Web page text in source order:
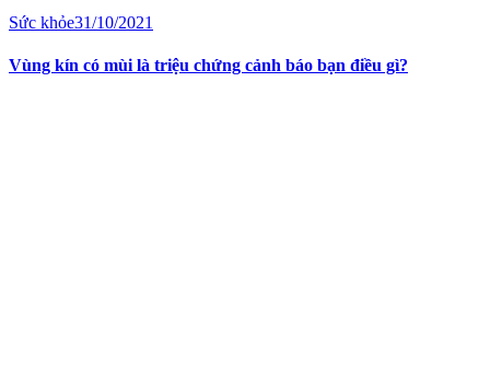
Sức khỏe31/10/2021
Vùng kín có mùi là triệu chứng cảnh báo bạn điều gì?